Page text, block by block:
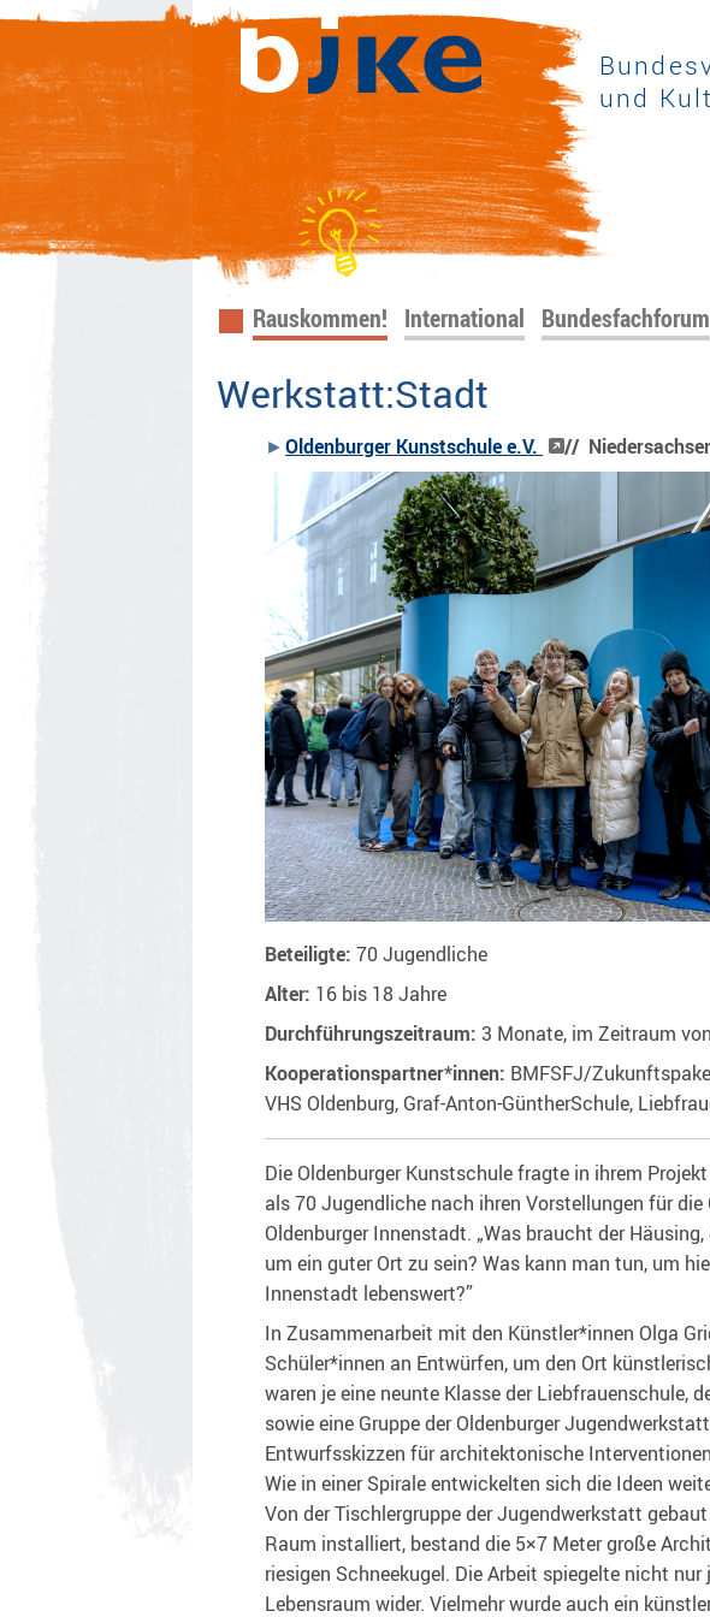
und
Navigation
Rauskommen! International Bundesfachforum
Werkstatt:Stadt
Oldenburger Kunstschule e.V. //
Beteiligte: 70 Jugendliche
Alter: 16 bis 18 Jahre
Durchführungszeitraum: 3 Monate, im Zeitraum
Kooperationspartner*innen: BMFSFJ/
VHS Oldenburg, Graf-Anton-GüntherSchule,
Die Oldenburger Kunstschule fragte in ihrem
als 70 Jugendliche nach ihren Vorstellungen für
Oldenburger Innenstadt. „Was braucht der
um ein guter Ort zu sein? Was kann man tun, um
Innenstadt lebenswert?”
In Zusammenarbeit mit den Künstler*innen Olga
Schüler*innen an Entwürfen, um den Ort
waren je eine neunte Klasse der Liebfrauenschule,
sowie eine Gruppe der Oldenburger
Entwurfsskizzen für architektonische
Wie in einer Spirale entwickelten sich die Ideen
Von der Tischlergruppe der Jugendwerkstatt
Raum installiert, bestand die 5×7 Meter große
riesigen Schneekugel. Die Arbeit spiegelte nicht
Lebensraum wider. Vielmehr wurde auch ein